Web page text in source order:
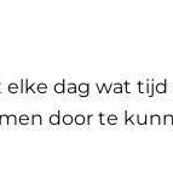
dag wat tijd
door te